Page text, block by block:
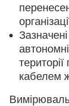
кабелем